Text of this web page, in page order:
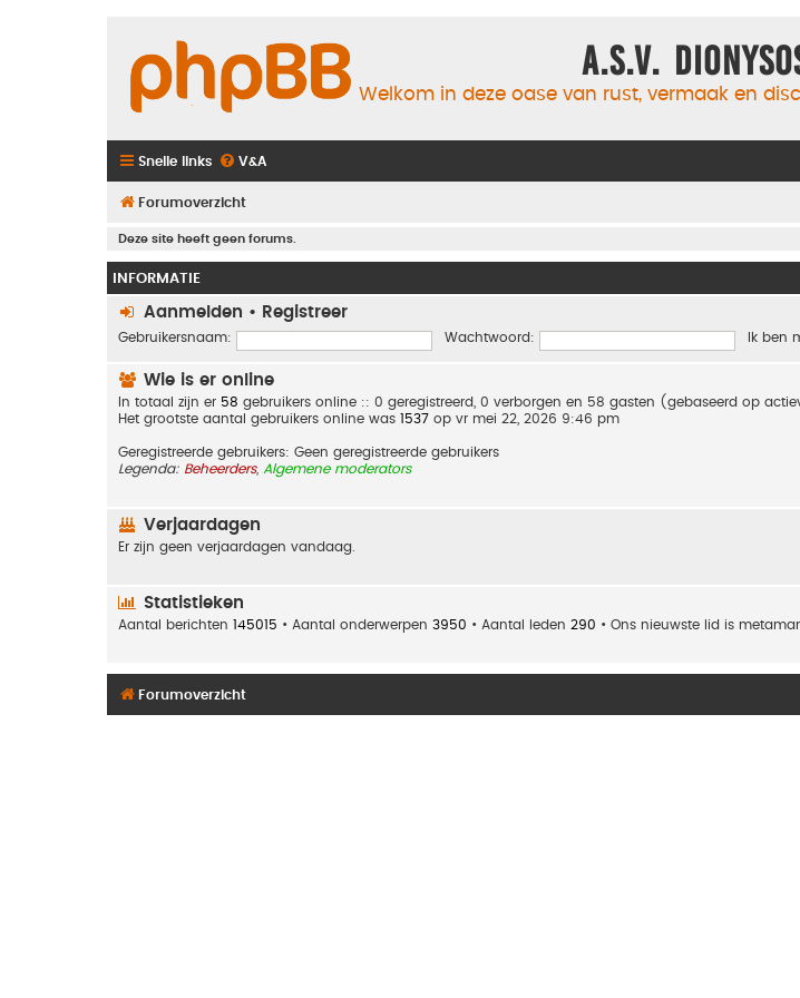
A.S.V.
Welkom in deze oase van rust, vermaak en
Snelle links V&A
Forumoverzicht
Deze site heeft geen forums.
INFORMATIE
Aanmelden • Registreer
Gebruikersnaam: Wachtwoord: Ik ben
Wie is er online
In totaal zijn er 58 gebruikers online :: 0 geregistreerd, 0 verborgen en 58 gasten (gebaseerd op
Het grootste aantal gebruikers online was 1537 op vr mei 22, 2026 9:46 pm
Geregistreerde gebruikers: Geen geregistreerde gebruikers
Legenda: Beheerders, Algemene moderators
Verjaardagen
Er zijn geen verjaardagen vandaag.
Statistieken
Aantal berichten 145015 • Aantal onderwerpen 3950 • Aantal leden 290 • Ons nieuwste lid is
Forumoverzicht